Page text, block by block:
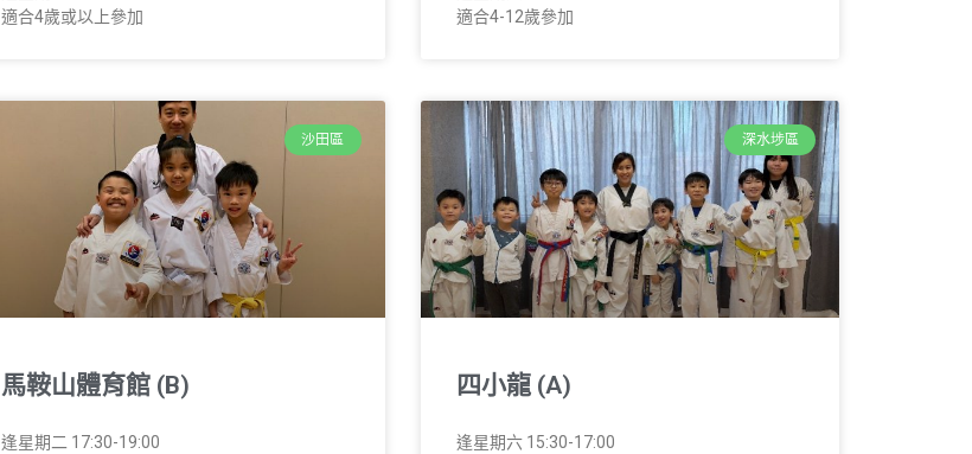
適合4歲或以上參加
適合4-12歲參加
沙田區
馬鞍山體育館 (B)
逢星期二 17:30-19:00
深水埗區
四小龍 (A)
逢星期六 15:30-17:00